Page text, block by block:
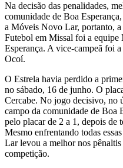
Na decisão das penalidades,
comunidade de Boa
a Móveis Novo Lar, portanto,
Futebol em Missal foi a
Esperança. A vice-campeã foi
Ocoí.
O Estrela havia perdido a
no sábado, 16 de junho. O
Cercabe. No jogo decisivo, no
campo da comunidade de Boa
pelo placar de 2 a 1, depois de
Mesmo enfrentando todas
Lar levou a melhor nos
competição.